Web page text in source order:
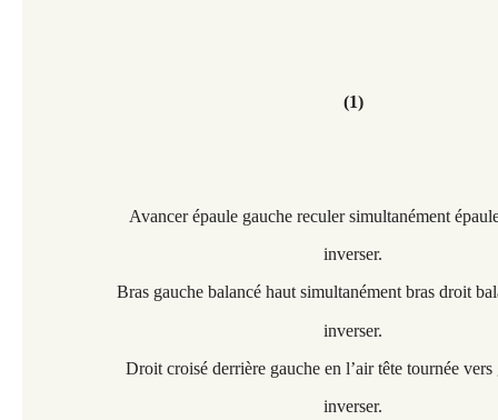
(1)
Avancer épaule gauche reculer simultanément
inverser.
Bras gauche balancé haut simultanément bras droit
inverser.
Droit croisé derrière gauche en l’air tête tournée vers
inverser.